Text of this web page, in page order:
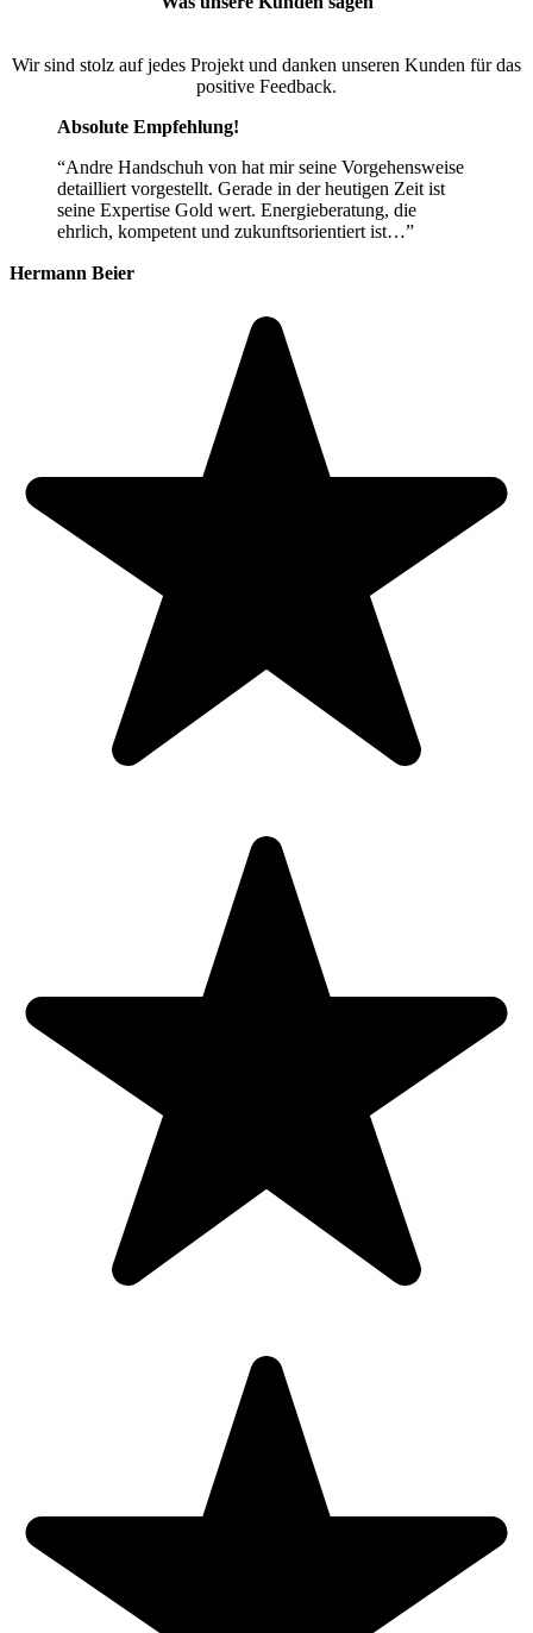
Wir sind stolz auf jedes Projekt und danken unseren Kunden für das
positive Feedback.
Absolute Empfehlung!
“Andre Handschuh von hat mir seine Vorgehensweise
detailliert vorgestellt. Gerade in der heutigen Zeit ist
seine Expertise Gold wert. Energieberatung, die
ehrlich, kompetent und zukunftsorientiert ist…”
Hermann Beier